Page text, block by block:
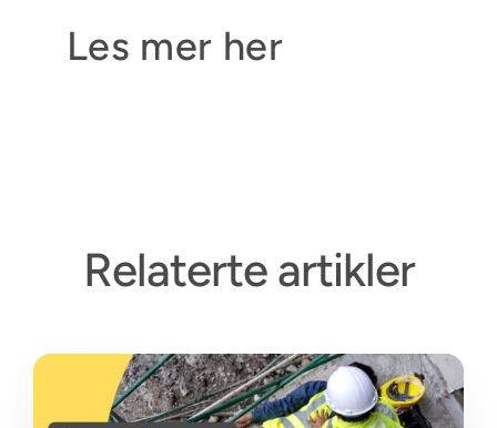
Les mer her
Relaterte artikler